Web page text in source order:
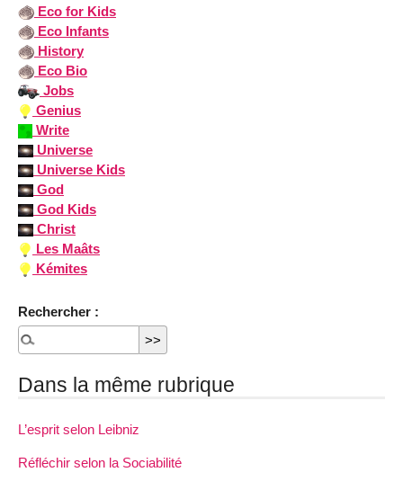
Eco for Kids
Eco Infants
History
Eco Bio
Jobs
Genius
Write
Universe
Universe Kids
God
God Kids
Christ
Les Maâts
Kémites
Rechercher :
Dans la même rubrique
L’esprit selon Leibniz
Réfléchir selon la Sociabilité